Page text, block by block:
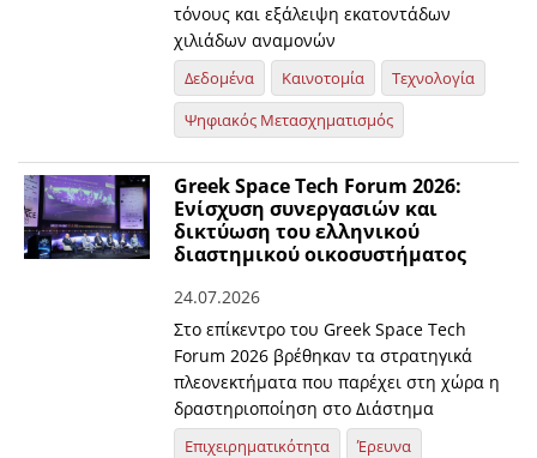
τόνους και εξάλειψη εκατοντάδων
χιλιάδων αναμονών
Δεδομένα Καινοτομία
Τεχνολογία
Ψηφιακός Μετασχηματισμός
Greek Space Tech Forum 2026:
Eνίσχυση συνεργασιών και
δικτύωση του ελληνικού
διαστημικού οικοσυστήματος
24.07.2026
Στο επίκεντρο του Greek Space Tech
Forum 2026 βρέθηκαν τα στρατηγικά
πλεονεκτήματα που παρέχει στη χώρα η
δραστηριοποίηση στο Διάστημα
Επιχειρηματικότητα
Έρευνα